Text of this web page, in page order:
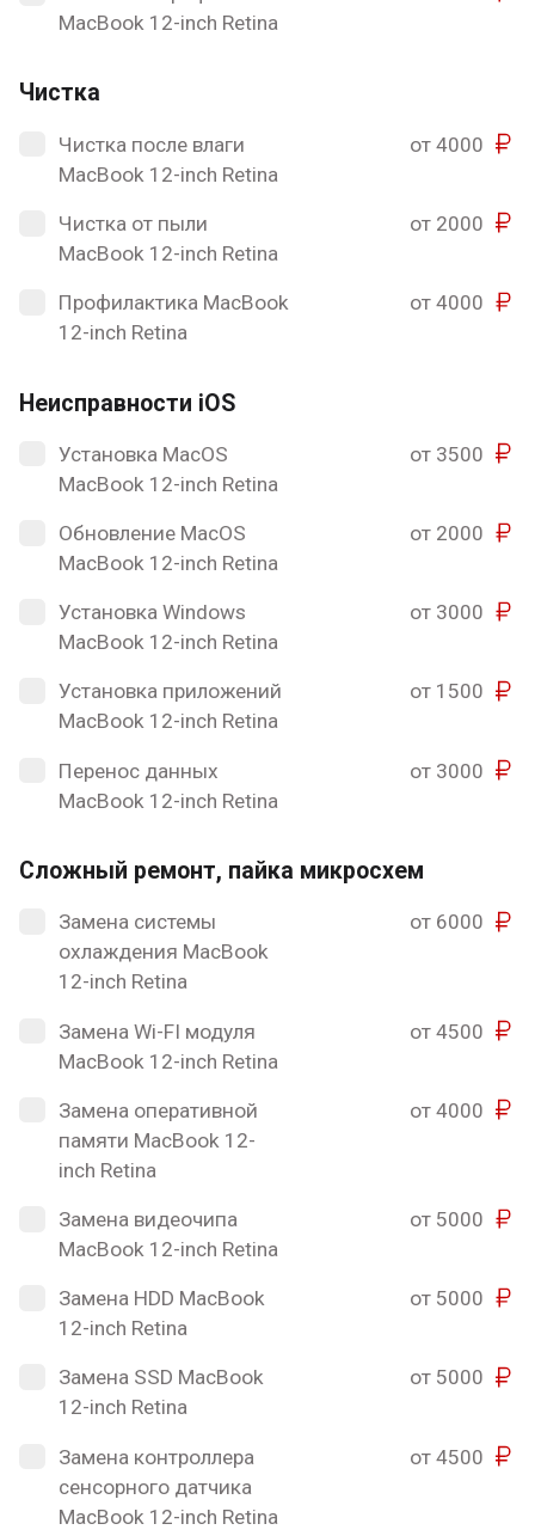
MacBook 12-inch Retina
Чистка
Чистка после влаги
MacBook 12-inch Retina
от 4000
Чистка от пыли
MacBook 12-inch Retina
от 2000
Профилактика MacBook
12-inch Retina
от 4000
Неисправности iOS
Установка MacOS
MacBook 12-inch Retina
от 3500
Обновление MacOS
MacBook 12-inch Retina
от 2000
Установка Windows
MacBook 12-inch Retina
от 3000
Установка приложений
MacBook 12-inch Retina
от 1500
Перенос данных
MacBook 12-inch Retina
от 3000
Сложный ремонт, пайка микросхем
Замена системы
охлаждения MacBook
12-inch Retina
от 6000
Замена Wi-FI модуля
MacBook 12-inch Retina
от 4500
Замена оперативной
памяти MacBook 12-
inch Retina
от 4000
Замена видеочипа
MacBook 12-inch Retina
от 5000
Замена HDD MacBook
12-inch Retina
от 5000
Замена SSD MacBook
12-inch Retina
от 5000
Замена контроллера
сенсорного датчика
MacBook 12-inch Retina
от 4500